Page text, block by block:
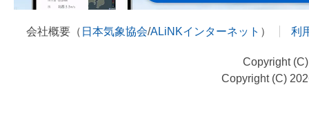
会社概要（ 日本気象協会/ALiNKインターネット ） 利
Copyright
Copyright (C)